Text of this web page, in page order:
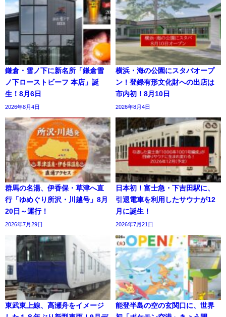
鎌倉・雪ノ下に新名所「鎌倉雪
ノ下ローストビーフ 本店」誕
生！8月6日
2026年8月4日
横浜・海の公園にスタバオープ
ン！登録有形文化財への出店は
市内初！8月10日
2026年8月4日
群馬の名湯、伊香保・草津へ直
行「ゆめぐり所沢・川越号」8月
20日～運行！
2026年7月29日
日本初！富士急・下吉田駅に、
引退電車を利用したサウナが12
月に誕生！
2026年7月21日
東武東上線、高瀬舟をイメージ
能登半島の空の玄関口に、世界